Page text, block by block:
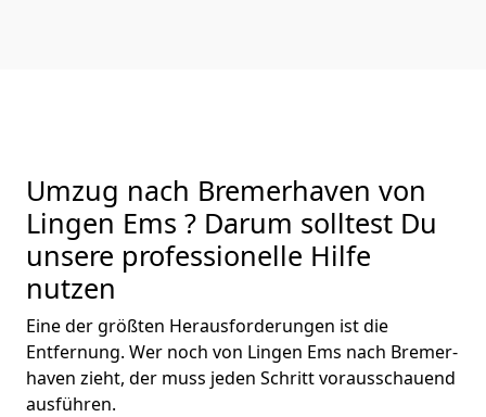
Umzug nach Bremer­haven von
Lingen Ems ? Darum solltest Du
unsere professionelle Hilfe
nutzen
Eine der größten Herausforderungen ist die
Entfernung. Wer noch von Lingen Ems nach Bremer­
haven zieht, der muss jeden Schritt vorausschauend
ausführen.